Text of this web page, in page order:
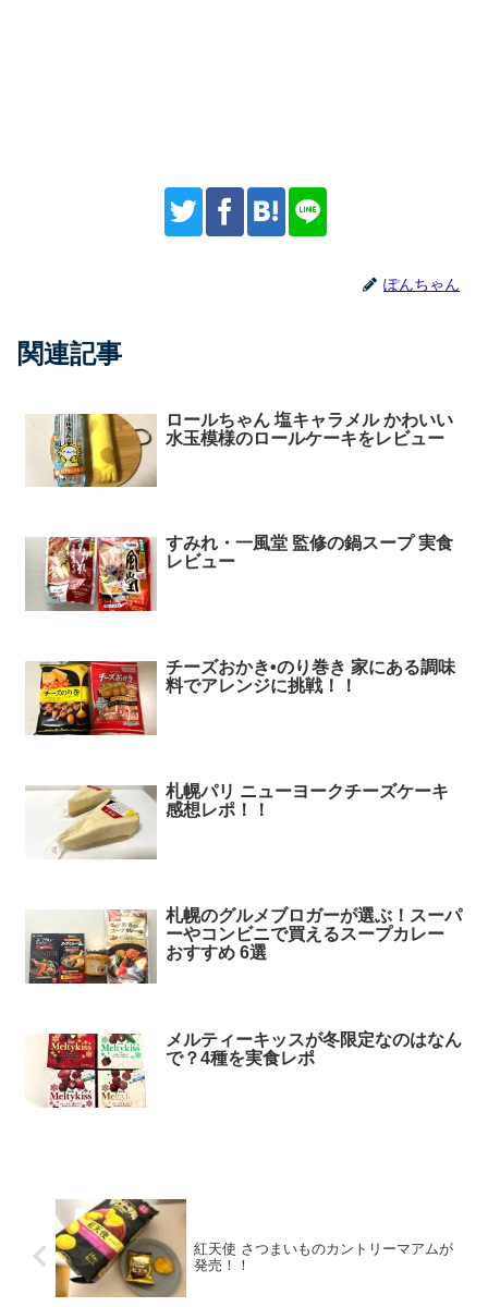
ぽんちゃん
関連記事
ロールちゃん 塩キャラメル かわいい
水玉模様のロールケーキをレビュー
すみれ・一風堂 監修の鍋スープ 実食
レビュー
チーズおかき•のり巻き 家にある調味
料でアレンジに挑戦！！
札幌パリ ニューヨークチーズケーキ
感想レポ！！
札幌のグルメブロガーが選ぶ！スーパ
ーやコンビニで買えるスープカレー
おすすめ 6選
メルティーキッスが冬限定なのはなん
で？4種を実食レポ
紅天使 さつまいものカントリーマアムが
発売！！